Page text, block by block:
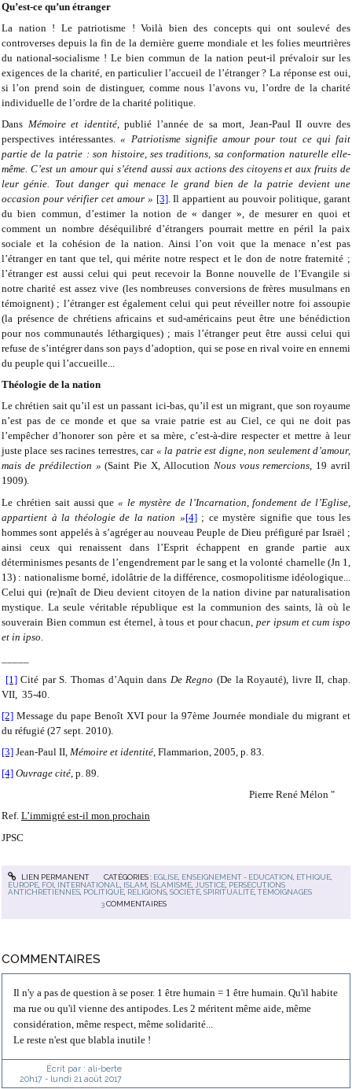
Qu’est-ce qu’un étranger
La nation ! Le patriotisme ! Voilà bien des concepts qui ont soulevé des
controverses depuis la fin de la dernière guerre mondiale et les folies meurtrières
du national-socialisme ! Le bien commun de la nation peut-il prévaloir sur les
exigences de la charité, en particulier l’accueil de l’étranger ? La réponse est oui,
si l’on prend soin de distinguer, comme nous l’avons vu, l’ordre de la charité
individuelle de l’ordre de la charité politique.
Dans Mémoire et identité, publié l’année de sa mort, Jean-Paul II ouvre des
perspectives intéressantes.« Patriotisme signifie amour pour tout ce qui fait
partie de la patrie : son histoire, ses traditions, sa conformation naturelle elle-
même. C’est un amour qui s’étend aussi aux actions des citoyens et aux fruits de
leur génie. Tout danger qui menace le grand bien de la patrie devient une
occasion pour vérifier cet amour » [3]. Il appartient au pouvoir politique, garant
du bien commun, d’estimer la notion de « danger », de mesurer en quoi et
comment un nombre déséquilibré d’étrangers pourrait mettre en péril la paix
sociale et la cohésion de la nation. Ainsi l’on voit que la menace n’est pas
l’étranger en tant que tel, qui mérite notre respect et le don de notre fraternité ;
l’étranger est aussi celui qui peut recevoir la Bonne nouvelle de l’Evangile si
notre charité est assez vive (les nombreuses conversions de frères musulmans en
témoignent) ; l’étranger est également celui qui peut réveiller notre foi assoupie
(la présence de chrétiens africains et sud-américains peut être une bénédiction
pour nos communautés léthargiques) ; mais l’étranger peut être aussi celui qui
refuse de s’intégrer dans son pays d’adoption, qui se pose en rival voire en ennemi
du peuple qui l’accueille...
Théologie de la nation
Le chrétien sait qu’il est un passant ici-bas, qu’il est un migrant, que son royaume
n’est pas de ce monde et que sa vraie patrie est au Ciel, ce qui ne doit pas
l’empêcher d’honorer son père et sa mère, c’est-à-dire respecter et mettre à leur
juste place ses racines terrestres, car « la patrie est digne, non seulement d’amour,
mais de prédilection » (Saint Pie X, Allocution Nous vous remercions, 19 avril
1909).
Le chrétien sait aussi que« le mystère de l’Incarnation, fondement de l’Eglise,
appartient à la théologie de la nation »[4]; ce mystère signifie que tous les
hommes sont appelés à s’agréger au nouveau Peuple de Dieu préfiguré par Israël ;
ainsi ceux qui renaissent dans l’Esprit échappent en grande partie aux
déterminismes pesants de l’engendrement par le sang et la volonté charnelle (Jn 1,
13) : nationalisme borné, idolâtrie de la différence, cosmopolitisme idéologique...
Celui qui (re)naît de Dieu devient citoyen de la nation divine par naturalisation
mystique. La seule véritable république est la communion des saints, là où le
souverain Bien commun est éternel, à tous et pour chacun,per ipsum et cum ispo
et in ipso
[1]Cité par S. Thomas d’Aquin dans De Regno (De la Royauté), livre II, chap.
VII, 35-40.
[2] Message du pape Benoît XVI pour la 97ème Journée mondiale du migrant et
du réfugié (27 sept. 2010).
[3] Jean-Paul II, Mémoire et identité, Flammarion, 2005, p. 83.
[4] Ouvrage cité, p. 89.
Pierre René Mélon "
Ref. L’immigré est-il mon prochain
JPSC
LIEN PERMANENT CATÉGORIES : EGLISE, ENSEIGNEMENT - EDUCATION ETHIQUE,
EUROPE FOI INTERNATIONAL ISLAM ISLAMISME JUSTICE PERSÉCUTIONS
ANTICHRÉTIENNES POLITIQUE RELIGIONS ,SOCIÉTÉ ,SPIRITUALITÉ ,TÉMOIGNAGES
3 COMMENTAIRES
COMMENTAIRES
Il n'y a pas de question à se poser. 1 être humain = 1 être humain. Qu'il habite
ma rue ou qu'il vienne des antipodes. Les 2 méritent même aide, même
considération, même respect, même solidarité...
Le reste n'est que blabla inutile !
Écrit par : ali-berte
20h17- lundi 21 août 2017